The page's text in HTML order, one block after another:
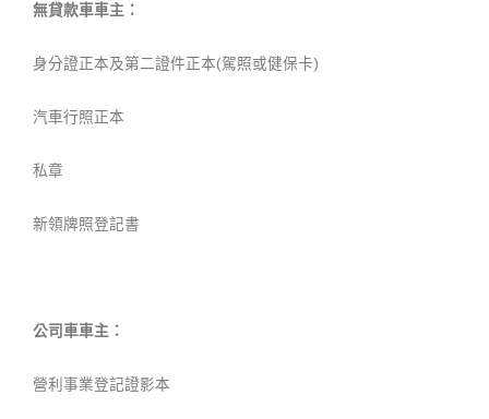
無貸款車車主：
身分證正本及第二證件正本(駕照或健保卡)
汽車行照正本
私章
新領牌照登記書
公司車車主：
營利事業登記證影本